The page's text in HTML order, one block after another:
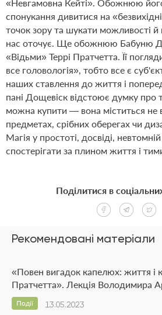
«Невгамовна Кейті». Обожнюю його
спонукання дивитися на «безвихідні
точок зору та шукати можливості
нас оточує. Ще обожнюю Бабуню
«Відьми» Террі Пратчетта. Її
все головологія», тобто все є
наших ставлення до життя і
пані Дощевіск відстоює думку про
можна купити — вона міститься не
предметах, срібних оберегах чи
Магія у простоті, досвіді,
спостерігати за плином життя і
Рекомендовані матеріали
«Повен вигадок капелюх: життя і
Пратчетта». Лекція Володимира
13.05.2023
Події
Поділитися в